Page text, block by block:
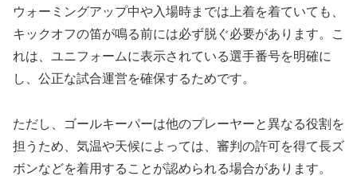
ウォーミングアップ中や入場時までは上着を着ていても、
キックオフの笛が鳴る前には必ず脱ぐ必要があります。こ
れは、ユニフォームに表示されている選手番号を明確に
し、公正な試合運営を確保するためです。
ただし、ゴールキーパーは他のプレーヤーと異なる役割を
担うため、気温や天候によっては、審判の許可を得て長ズ
ボンなどを着用することが認められる場合があります。